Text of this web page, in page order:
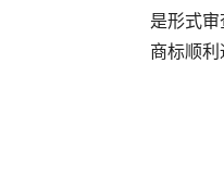
是形式
商标顺利